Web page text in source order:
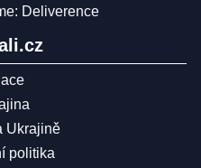
Deliverence
Ukrajině
politika